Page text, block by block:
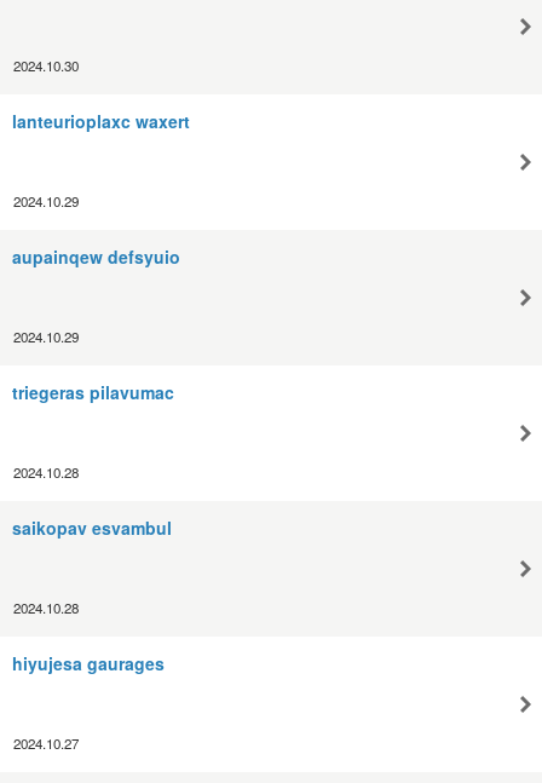
2024.10.30
lanteurioplaxc waxert
2024.10.29
aupainqew defsyuio
2024.10.29
triegeras pilavumac
2024.10.28
saikopav esvambul
2024.10.28
hiyujesa gaurages
2024.10.27